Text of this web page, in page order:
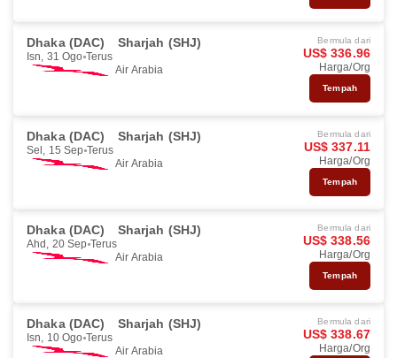
Dhaka (DAC) Sharjah (SHJ)
Isn, 31 Ogo Terus
Air Arabia
Bermula dari
US$ 336.96
Harga/Org
Tempah
Dhaka (DAC) Sharjah (SHJ)
Sel, 15 Sep Terus
Air Arabia
Bermula dari
US$ 337.11
Harga/Org
Tempah
Dhaka (DAC) Sharjah (SHJ)
Ahd, 20 Sep Terus
Air Arabia
Bermula dari
US$ 338.56
Harga/Org
Tempah
Dhaka (DAC) Sharjah (SHJ)
Isn, 10 Ogo Terus
Air Arabia
Bermula dari
US$ 338.67
Harga/Org